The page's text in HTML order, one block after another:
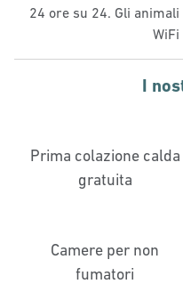
24 ore su 24. Gli
WiFi
I
Prima colazione calda
gratuita
Camere per non
fumatori